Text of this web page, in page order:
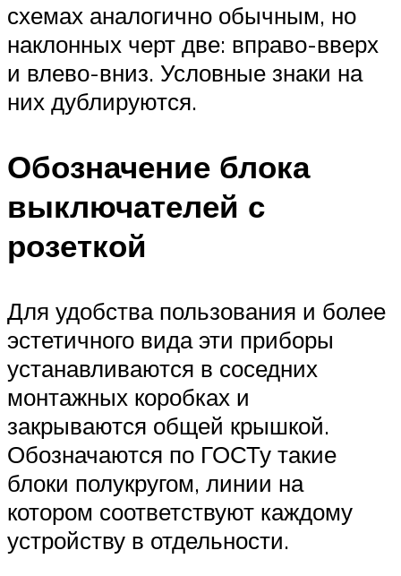
схемах аналогично обычным, но
наклонных черт две: вправо-вверх
и влево-вниз. Условные знаки на
них дублируются.
Обозначение блока
выключателей с
розеткой
Для удобства пользования и более
эстетичного вида эти приборы
устанавливаются в соседних
монтажных коробках и
закрываются общей крышкой.
Обозначаются по ГОСТу такие
блоки полукругом, линии на
котором соответствуют каждому
устройству в отдельности.